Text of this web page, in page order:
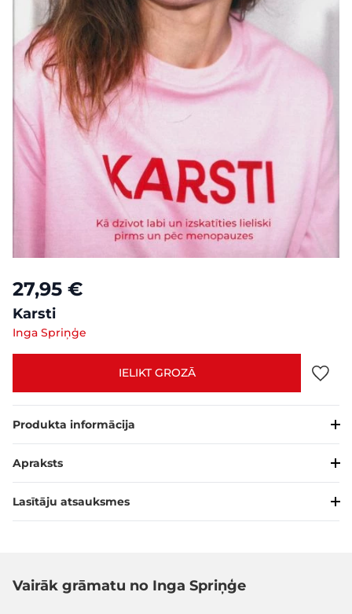
27,95 €
Karsti
Inga Spriņģe
IELIKT GROZĀ
Produkta informācija
Apraksts
Lasītāju atsauksmes
Vairāk grāmatu no Inga Spriņģe